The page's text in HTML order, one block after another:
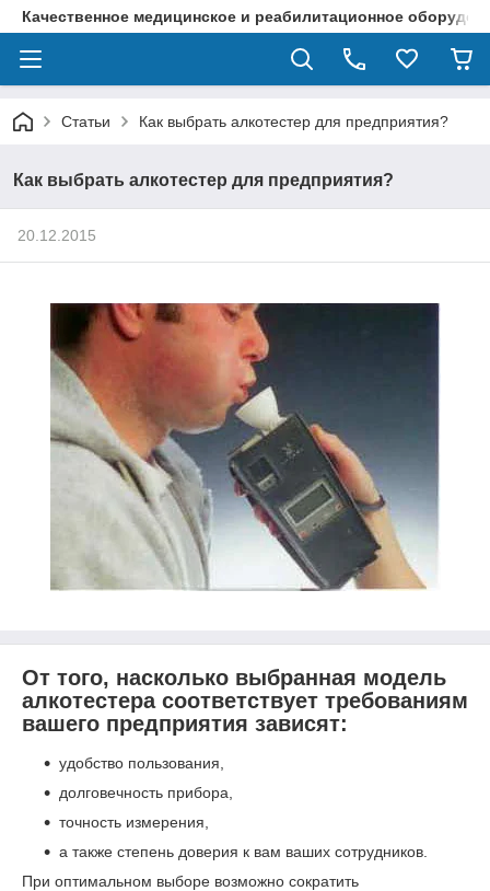
Качественное медицинское и реабилитационное
Статьи Как выбрать алкотестер для предприятия?
Как выбрать алкотестер для предприятия?
20.12.2015
От того, насколько выбранная модель
алкотестера соответствует требованиям
вашего предприятия зависят:
удобство пользования,
долговечность прибора,
точность измерения,
а также степень доверия к вам ваших сотрудников.
При оптимальном выборе возможно сократить